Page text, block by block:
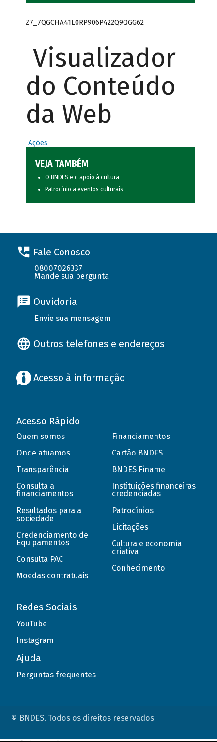
Z7_7QGCHA41L0RP906P422Q9QGG62
Visualizador
do Conteúdo
da Web
Ações
VEJA TAMBÉM
O BNDES e o apoio à cultura
Patrocínio a eventos culturais
Fale Conosco
08007026337
Mande sua pergunta
Ouvidoria
Envie sua mensagem
Outros telefones e endereços
Acesso à informação
Acesso Rápido
Quem somos
Onde atuamos
Transparência
Consulta a
financiamentos
Resultados para a
sociedade
Credenciamento de
Equipamentos
Consulta PAC
Moedas contratuais
Financiamentos
Cartão BNDES
BNDES Finame
Instituições financeiras
credenciadas
Patrocínios
Licitações
Cultura e economia
criativa
Conhecimento
Redes Sociais
YouTube
Instagram
Ajuda
Perguntas frequentes
© BNDES. Todos os direitos reservados